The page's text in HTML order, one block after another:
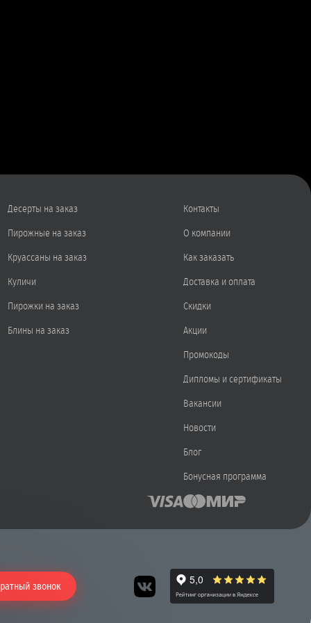
Десерты на заказ
Пирожные на заказ
Круассаны на заказ
Куличи
Пирожки на заказ
Блины на заказ
Контакты
О компании
Как заказать
Доставка и оплата
Скидки
Акции
Промокоды
Дипломы и сертификаты
Вакансии
Новости
Блог
Бонусная программа
звонок